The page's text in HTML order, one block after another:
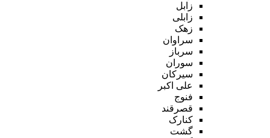
زابل
زابلی
زهک
سراوان
سرباز
سوران
سیرکان
علی اکبر
فنوج
قصرقند
کنارک
گشت